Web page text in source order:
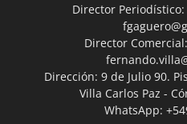
Director
Director
Dirección: 9 de Julio 90.
Villa Carlos Paz -
WhatsApp: